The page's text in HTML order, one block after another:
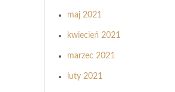
maj 2021
kwiecień 2021
marzec 2021
luty 2021